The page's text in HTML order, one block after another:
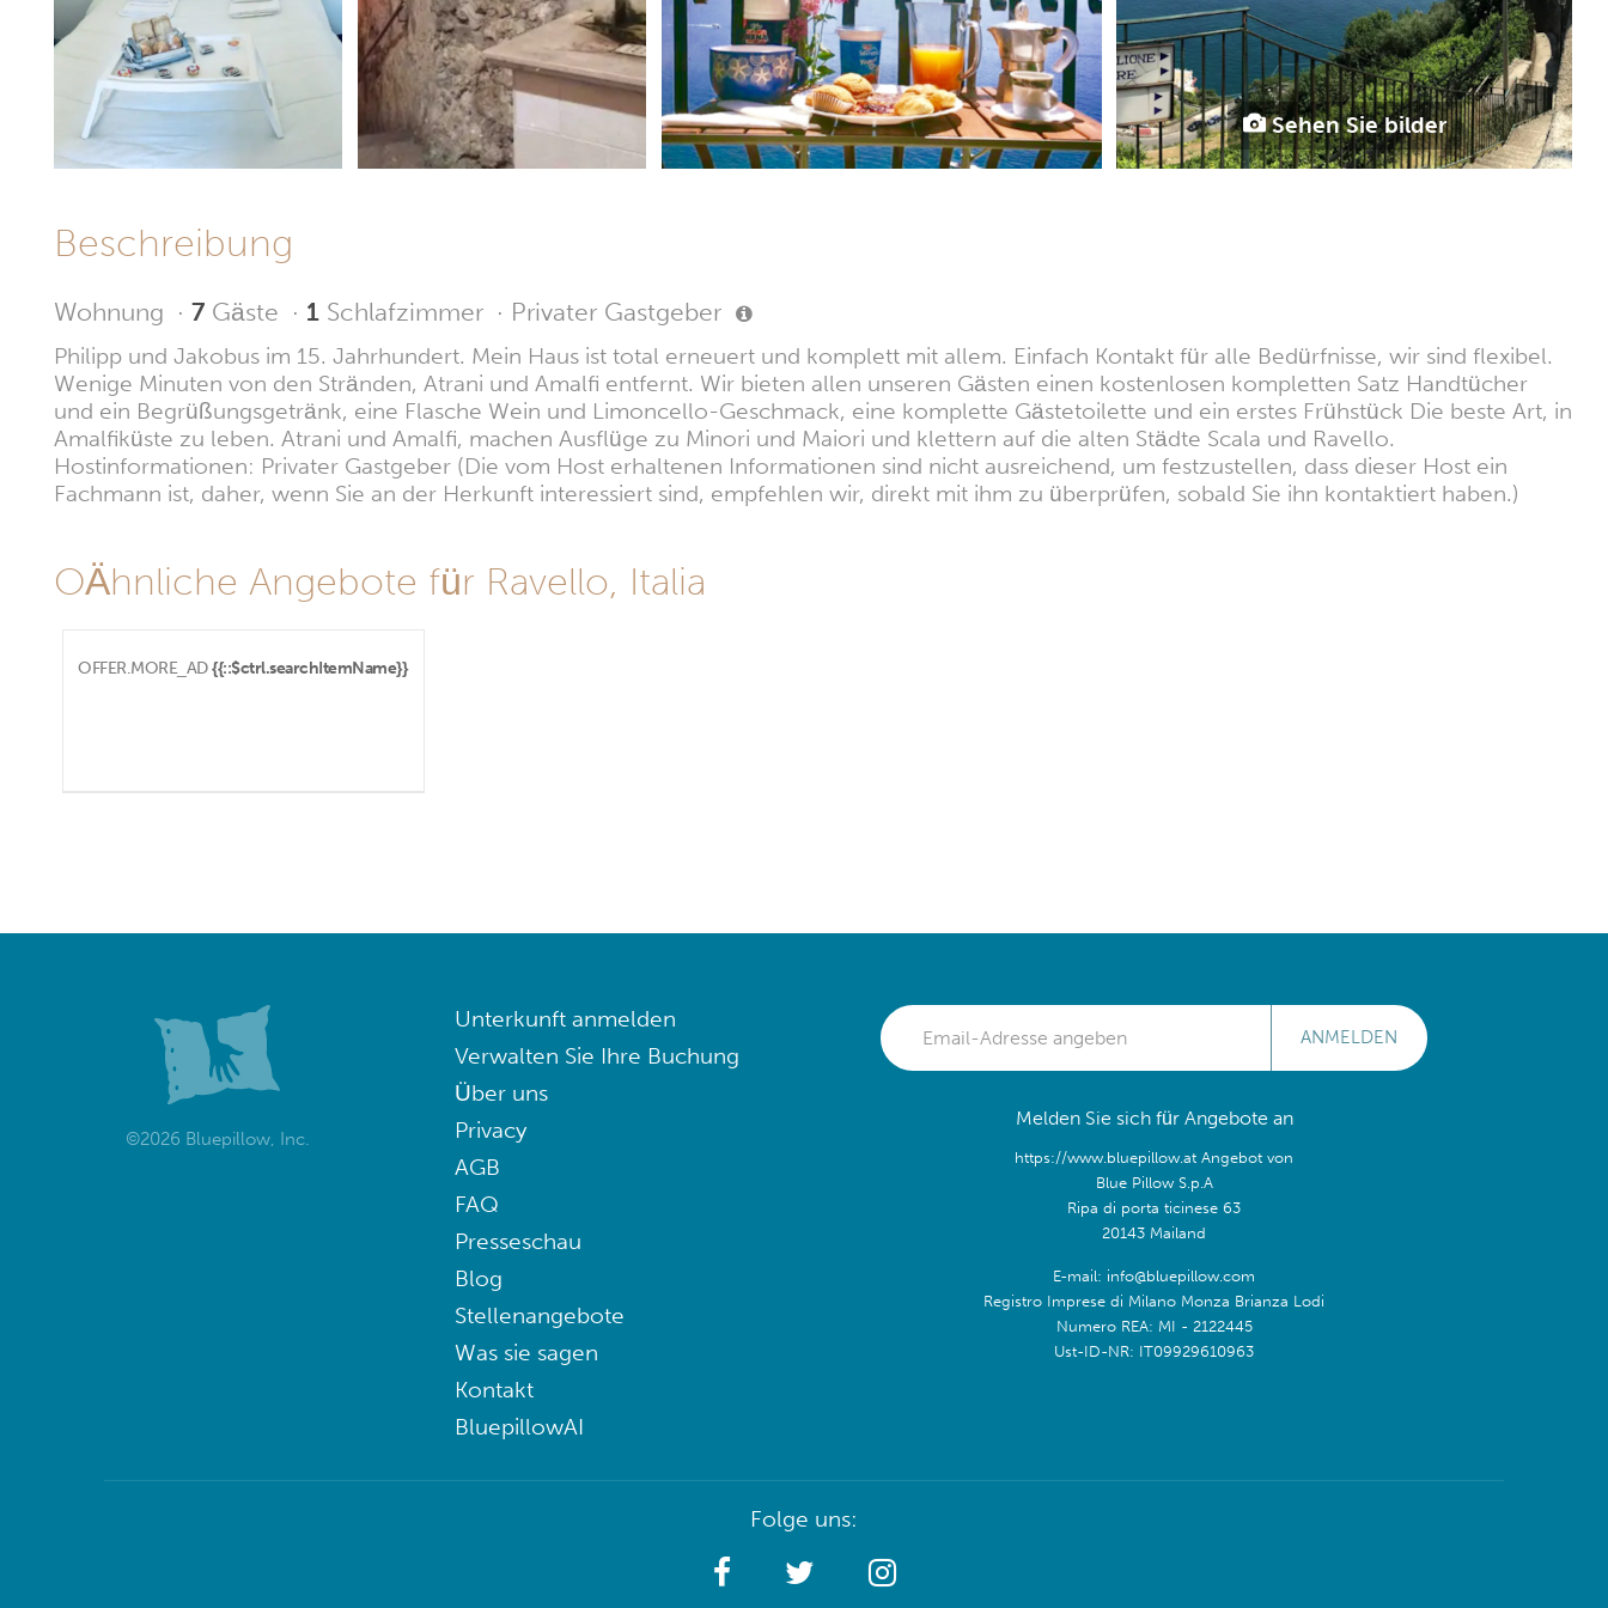
Sehen Sie bilder
Beschreibung
Wohnung · 7 Gäste · 1 Schlafzimmer · Privater Gastgeber
Philipp und Jakobus im 15. Jahrhundert. Mein Haus ist total erneuert und komplett mit allem. Einfach Kontakt für alle Bedürfnisse, wir sind flexibel.
Wenige Minuten von den Stränden, Atrani und Amalfi entfernt. Wir bieten allen unseren Gästen einen kostenlosen kompletten Satz Handtücher
und ein Begrüßungsgetränk, eine Flasche Wein und Limoncello-Geschmack, eine komplette Gästetoilette und ein erstes Frühstück Die beste Art, in
Amalfiküste zu leben. Atrani und Amalfi, machen Ausflüge zu Minori und Maiori und klettern auf die alten Städte Scala und Ravello.
Hostinformationen: Privater Gastgeber (Die vom Host erhaltenen Informationen sind nicht ausreichend, um festzustellen, dass dieser Host ein
Fachmann ist, daher, wenn Sie an der Herkunft interessiert sind, empfehlen wir, direkt mit ihm zu überprüfen, sobald Sie ihn kontaktiert haben.)
OÄhnliche Angebote für Ravello, Italia
OFFER.MORE_AD {{::$ctrl.searchItemName}}
©2026 Bluepillow, Inc.
Unterkunft anmelden
Verwalten Sie Ihre Buchung
Über uns
Privacy
AGB
FAQ
Presseschau
Blog
Stellenangebote
Was sie sagen
Kontakt
BluepillowAI
ANMELDEN
Melden Sie sich für Angebote an
https://www.bluepillow.at Angebot von
Blue Pillow S.p.A
Ripa di porta ticinese 63
20143 Mailand
E-mail: info@bluepillow.com
Registro Imprese di Milano Monza Brianza Lodi
Numero REA: MI - 2122445
Ust-ID-NR: IT09929610963
Folge uns: